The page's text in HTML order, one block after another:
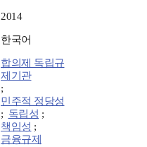
2014
한국어
합의제 독립규
제기관
;
민주적 정당성
; 독립성 ;
책임성 ;
금융규제